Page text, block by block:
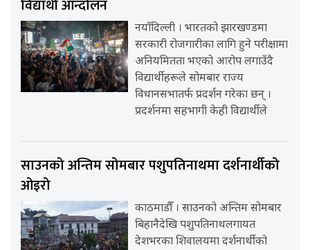
विद्यार्थी आन्दोलन
नयाँदिल्ली । भारतको झारखण्डमा
सरकारी रोजगारीका लागि हुने परीक्षामा
अनियमितता भएको आरोप लगाउँदै
विद्यार्थीहरूले सोमबार राज्य
विधानसभातर्फ प्रदर्शन गरेका छन् ।
प्रदर्शनमा सहभागी केही विद्यार्थीले
साउनको अन्तिम सोमबार पशुपतिनाथमा दर्शनार्थीको
ओइरो
काठमाडौँ । साउनको अन्तिम सोमबार
बिहानैदेखि पशुपतिनाथलगायत
देशभरका शिवालयमा दर्शनार्थीको